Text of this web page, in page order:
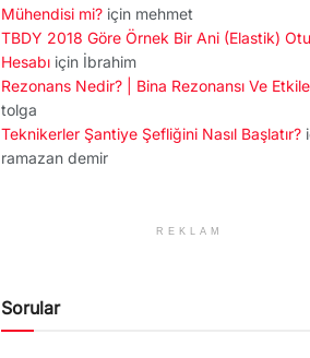
Mühendisi mi? için mehmet
TBDY 2018 Göre Örnek Bir Ani (Elastik)
Hesabı için İbrahim
Rezonans Nedir? | Bina Rezonansı Ve
tolga
Teknikerler Şantiye Şefliğini Nasıl Başlatır?
ramazan demir
REKLAM
Sorular